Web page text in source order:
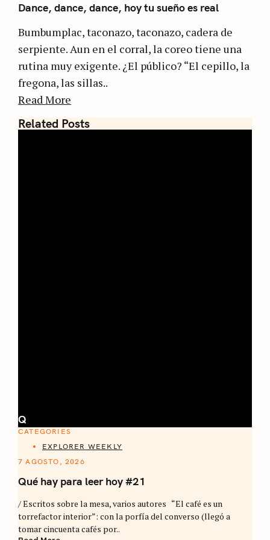
Dance, dance, dance, hoy tu sueño es real
Bumbumplac, taconazo, taconazo, cadera de
serpiente. Aun en el corral, la coreo tiene una
rutina muy exigente. ¿El público? “El cepillo, la
fregona, las sillas..
Read More
Related Posts
Q
CATEGORIES
EXPLORER WEEKLY
7 AGOSTO, 2026
Qué hay para leer hoy #21
/ Escritos sobre la mesa, varios autores “El café es un
torrefactor interior”: con la porfía del converso (llegó a
tomar cincuenta cafés por..